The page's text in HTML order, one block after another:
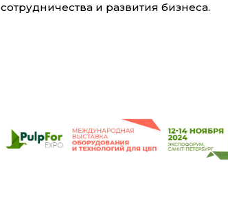
сотрудничества и развития бизнеса.